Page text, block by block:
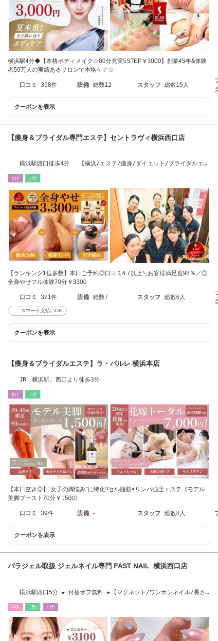
横浜駅4分◆【本格ボディメイク☆80分充実5STEP￥3000】創業45年&体験
者59万人の実績あるサロンで本格ケア☆
口コミ 358件 設備 総数12 スタッフ 総数15人
クーポンを表示
【痩身＆ブライダル専門エステ】セントラヴィ横浜西口店
横浜駅西口徒歩4分 【横浜/エステ/痩身/ダイエット/ブライダルエス
ｴｽﾃ ﾘﾗｸ
【ランキング1位多数】本日ご予約◎口コミ4.7以上＼お客様満足度98％／◎
全身やせフル体験70分￥3300
口コミ 321件 設備 総数7 スタッフ 総数6人
スマート支払いOK
クーポンを表示
【痩身＆ブライダルエステ】ラ・パルレ 横浜本店
JR「横浜駅」西口より徒歩3分
ｴｽﾃ ﾘﾗｸ
【本日空き◎】“女子の脚悩み”に特化!!セル脂肪×リンパ強圧エステ《モデル
美脚ブースト70分￥1500》
口コミ 39件 設備 - スタッフ 総数8人
クーポンを表示
パラジェル取扱 ジェルネイル専門 FAST NAIL 横浜西口店
横浜駅西口5分 ★ 付替オフ無料 ★ [マグネット/ワンホンネイル/長さ
ﾈｲﾙ ﾘﾗｸ ｴｽﾃ